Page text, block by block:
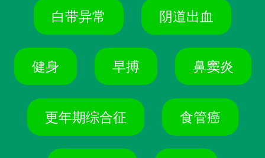
白带异常 阴道出血
健身 早搏 鼻窦炎
更年期综合征 食管癌